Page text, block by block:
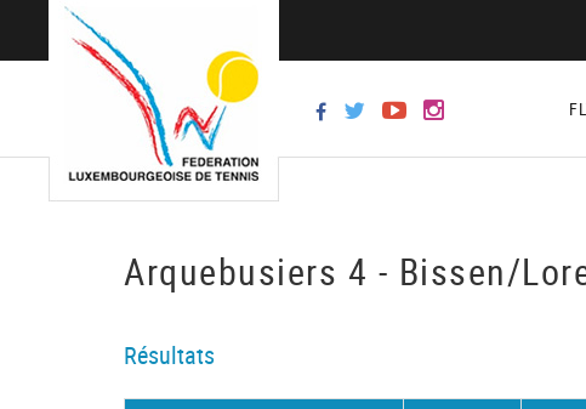
Arquebusiers 4 - Bissen/
Résultats